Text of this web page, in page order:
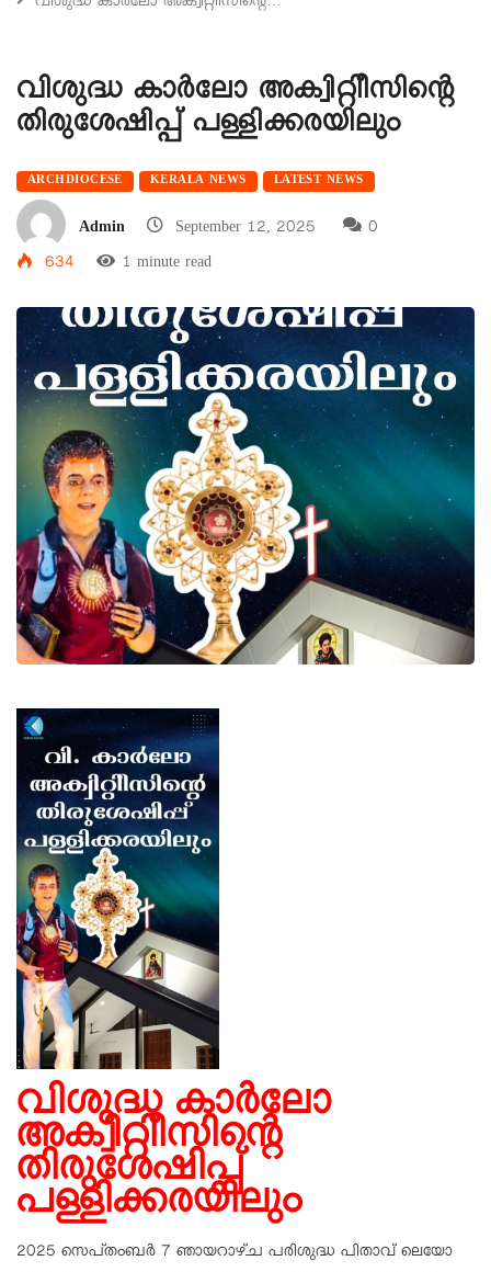
വിശുദ്ധ കാര്‍ലോ അക്വിറ്റിീസിന്റെ
തിരുശേഷിപ്പ് പള്ളിക്കരയിലും
ARCHDIOCESE KERALA NEWS LATEST NEWS
Admin September 12, 2025
0
634
1 minute read
വിശുദ്ധ കാര്‍ലോ
അക്വിറ്റിീസിന്റെ
തിരുശേഷിപ്പ്
പള്ളിക്കരയിലും
2025 സെപ്തംബര്‍ 7 ഞായറാഴ്ച പരിശുദ്ധ പിതാവ് ലെയോ